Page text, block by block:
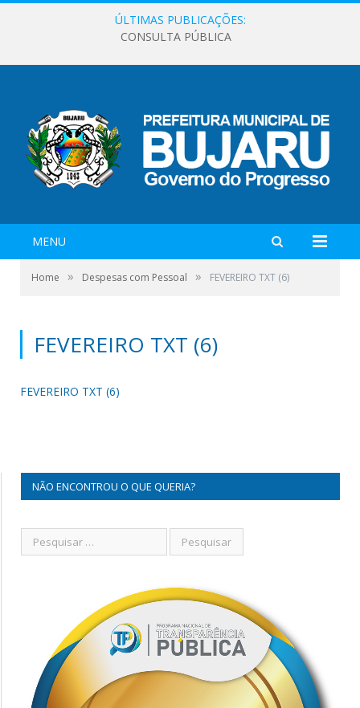
ÚLTIMAS PUBLICAÇÕES:
CONSULTA PÚBLICA
MENU
Home » Despesas com Pessoal » FEVEREIRO TXT (6)
FEVEREIRO TXT (6)
FEVEREIRO TXT (6)
NÃO ENCONTROU O QUE QUERIA?